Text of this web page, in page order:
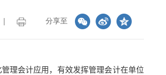
分享至
理会计应用，有效发挥管理会计在单位